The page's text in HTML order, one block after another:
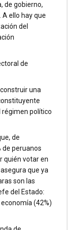
de gobierno,
ello hay que
del
de
una
político
de
de peruanos
quién votar en
que ya
son las
del Estado:
(42%)